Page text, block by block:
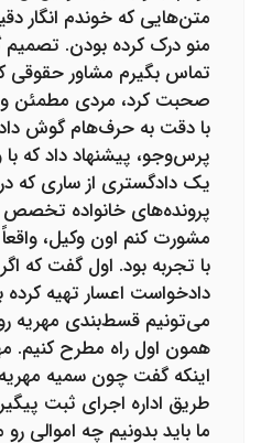
متن‌هایی که خوندم انگار
منو درک کرده بودن. تصمیم
تماس بگیرم مشاور حقوقی
صحبت کرد، مردی مطمئن و
با دقت به حرف‌هام گوش داد
پرس‌وجو، پیشنهاد داد که با
یک دادگستری از ساری که در
پرونده‌های خانواده
مشورت کنم اون وکیل، واقعاً
با تجربه بود. اول گفت که
دادخواست اعسار تهیه کرده
می‌تونیم قسط‌بندی مهریه
همون اول راه مطرح کنیم.
اینکه گفت چون سمیه مهریه
طریق اداره اجرای ثبت
ما باید بدونیم چه اموالی